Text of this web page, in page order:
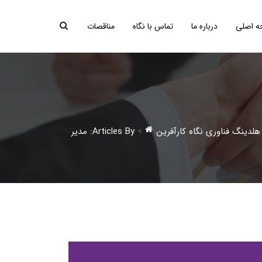
اصلی درباره ما تماس با نگاه مناقصات
هلدینگ فناوری نگاه کارآفرین >Articles By: مدیر